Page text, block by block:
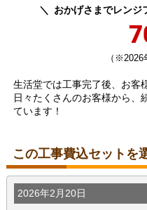
おかげさまでレンジ
（※2026
生活堂では工事完了後、お客
日々たくさんのお客様から、
ています！
この工事費込セットを
2026年2月20日